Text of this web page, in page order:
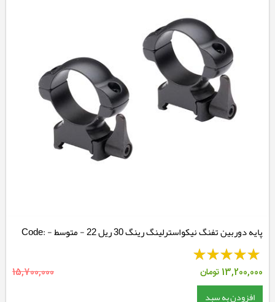
پایه دوربین تفنگ نیکواسترلینگ رینگ 30 ریل 22 - متوسط - Code:
NSMQR30WM
13,200,000 تومان 15,700,000
افزودن به سبد